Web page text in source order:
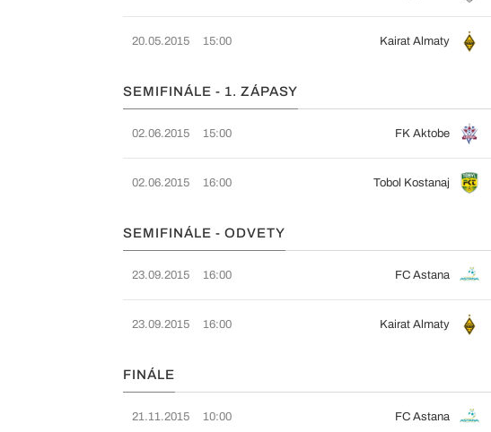
20.05.2015 15:00 Kairat Almaty
SEMIFINÁLE - 1. ZÁPASY
02.06.2015 15:00 FK Aktobe
02.06.2015 16:00 Tobol Kostanaj
SEMIFINÁLE - ODVETY
23.09.2015 16:00 FC Astana
23.09.2015 16:00 Kairat Almaty
FINÁLE
21.11.2015 10:00 FC Astana